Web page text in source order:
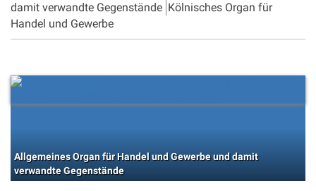
damit verwandte Gegenstände Kölnisches Organ für
Handel und Gewerbe
Allgemeines Organ für Handel und Gewerbe und damit
verwandte Gegenstände